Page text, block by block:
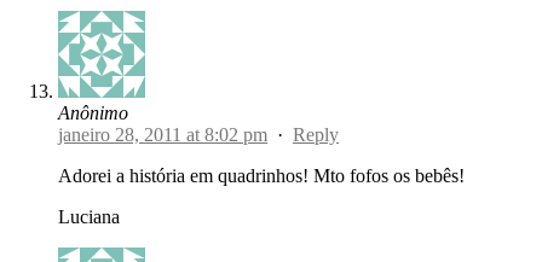
Anônimo
janeiro 28, 2011 at 8:02 pm · Reply
Adorei a história em quadrinhos! Mto fofos os bebês!
Luciana